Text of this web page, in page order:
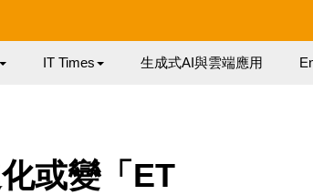
IT Times 生成式AI與雲端應用
或變「ET